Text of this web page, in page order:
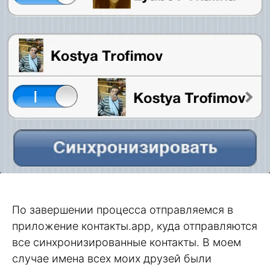
По завершении процесса отправляемся в
приложение контакты.app, куда отправляются
все синхронизированные контакты. В моем
случае имена всех моих друзей были